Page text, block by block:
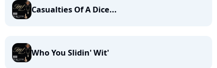
Casualties Of A Dice...
Who You Slidin' Wit'